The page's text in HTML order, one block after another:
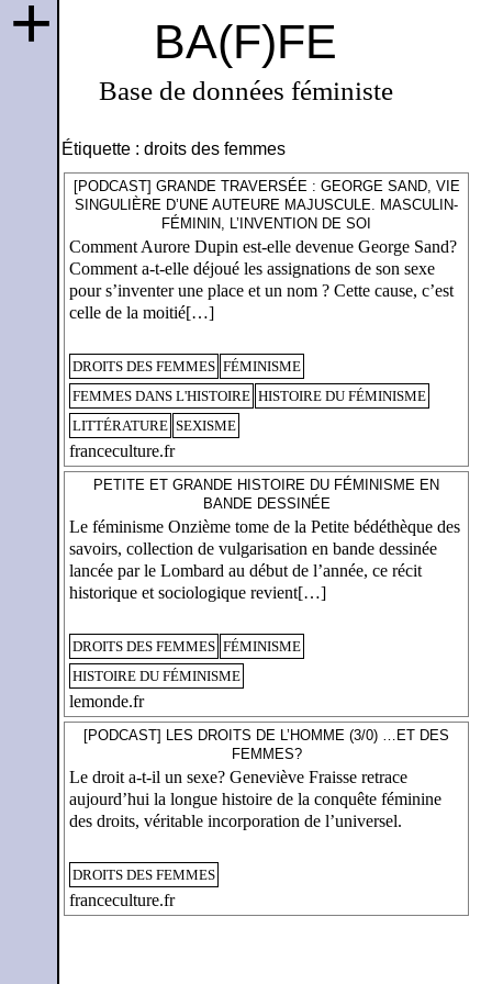
BA(F)FE
Base de données féministe
+
Étiquette : droits des femmes
[PODCAST] GRANDE TRAVERSÉE : GEORGE SAND, VIE
SINGULIÈRE D’UNE AUTEURE MAJUSCULE. MASCULIN-
FÉMININ, L’INVENTION DE SOI
Comment Aurore Dupin est-elle devenue George Sand?
Comment a-t-elle déjoué les assignations de son sexe
pour s’inventer une place et un nom ? Cette cause, c’est
celle de la moitié[…]
DROITS DES FEMMES FÉMINISME
FEMMES DANS L'HISTOIRE HISTOIRE DU FÉMINISME
LITTÉRATURE SEXISME
franceculture.fr
PETITE ET GRANDE HISTOIRE DU FÉMINISME EN
BANDE DESSINÉE
Le féminisme Onzième tome de la Petite bédéthèque des
savoirs, collection de vulgarisation en bande dessinée
lancée par le Lombard au début de l’année, ce récit
historique et sociologique revient[…]
DROITS DES FEMMES FÉMINISME
HISTOIRE DU FÉMINISME
lemonde.fr
[PODCAST] LES DROITS DE L’HOMME (3/0) …ET DES
FEMMES?
Le droit a-t-il un sexe? Geneviève Fraisse retrace
aujourd’hui la longue histoire de la conquête féminine
des droits, véritable incorporation de l’universel.
DROITS DES FEMMES
franceculture.fr